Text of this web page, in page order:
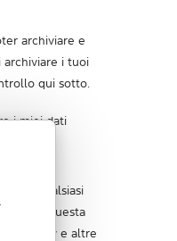
archiviare e
archiviare i tuoi
qui sotto.
i miei dati
in qualsiasi
questa
privacy e altre